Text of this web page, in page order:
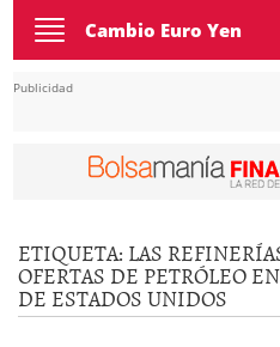
Toggle
navigation
Cambio Euro Yen
Publicidad
ETIQUETA: LAS
OFERTAS DE PETRÓLEO
DE ESTADOS UNIDOS